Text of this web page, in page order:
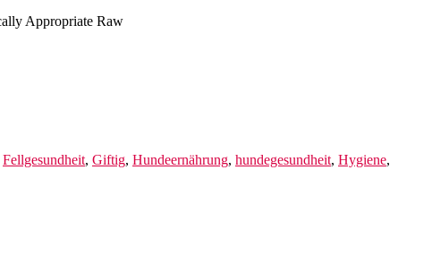
Appropriate Raw
Fellgesundheit, Giftig, Hundeernährung, hundegesundheit, Hygiene,